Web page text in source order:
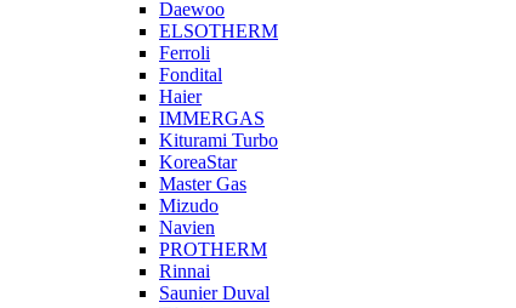
Daewoo
ELSOTHERM
Ferroli
Fondital
Haier
IMMERGAS
Kiturami Turbo
KoreaStar
Master Gas
Mizudo
Navien
PROTHERM
Rinnai
Saunier Duval